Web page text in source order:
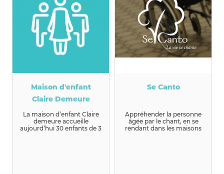
Maison d'enfant
Claire Demeure
La maison d’enfant Claire
demeure accueille
aujourd’hui 30 enfants de 3
Se Canto
Appréhender la personne
âgée par le chant, en se
rendant dans les maisons